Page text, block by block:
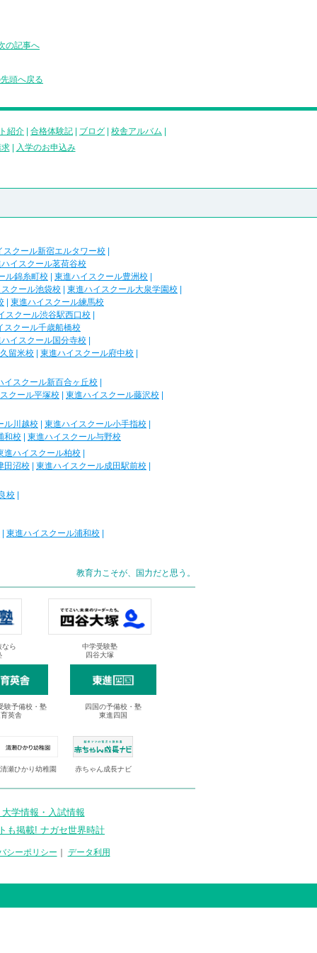
の記事へ
頭へ戻る
紹介 合格体験記 ブログ 校舎アルバム
|
入学のお申込み
スクール新宿エルタワー校
イスクール茗荷谷校
ル錦糸町校 東進ハイスクール豊洲校
クール池袋校 東進ハイスクール大泉学園校
東進ハイスクール練馬校
スクール渋谷駅西口校
スクール千歳船橋校
イスクール国分寺校
留米校 東進ハイスクール府中校
イスクール新百合ヶ丘校
クール平塚校 東進ハイスクール藤沢校
ル川越校 東進ハイスクール小手指校
和校
東進ハイスクール与野校
進ハイスクール柏校
田沼校 東進ハイスクール成田駅前校
校
東進ハイスクール浦和校
教育力こそが、国力だと思う。
なら
中学受験塾
四谷大塚
験予備校・塾
英舎
四国の予備校・塾
東進四国
清瀬ひかり幼稚園 赤ちゃん成長ナビ
学情報・入試情報
も掲載! ナガセ世界時計
シーポリシー データ利用